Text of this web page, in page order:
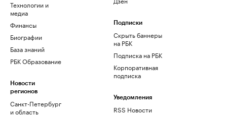
Технологии и
медиа
Финансы
Биографии
База знаний
РБК Образование
Новости
регионов
Санкт-Петербург
и область
Подписки
Скрыть баннеры
на РБК
Подписка на РБК
Корпоративная
подписка
Уведомления
RSS Новости